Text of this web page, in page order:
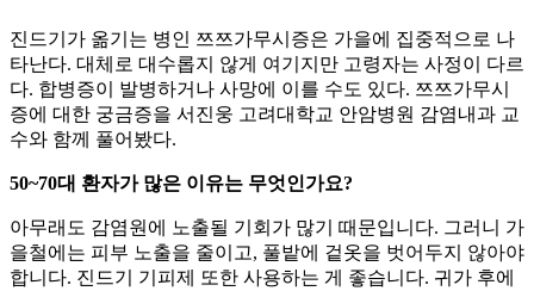
진드기가 옮기는 병인 쯔쯔가무시증은 가을에 집중적으로 나
타난다. 대체로 대수롭지 않게 여기지만 고령자는 사정이 다르
다. 합병증이 발병하거나 사망에 이를 수도 있다. 쯔쯔가무시
증에 대한 궁금증을 서진웅 고려대학교 안암병원 감염내과 교
수와 함께 풀어봤다.
50~70대 환자가 많은 이유는 무엇인가요?
아무래도 감염원에 노출될 기회가 많기 때문입니다. 그러니 가
을철에는 피부 노출을 줄이고, 풀밭에 겉옷을 벗어두지 않아야
합니다. 진드기 기피제 또한 사용하는 게 좋습니다. 귀가 후에